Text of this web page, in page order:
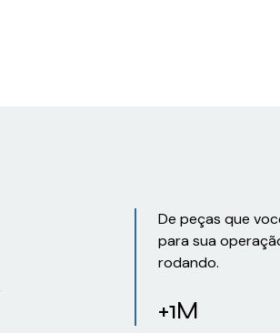
De peças que
para sua
rodando.
+1M